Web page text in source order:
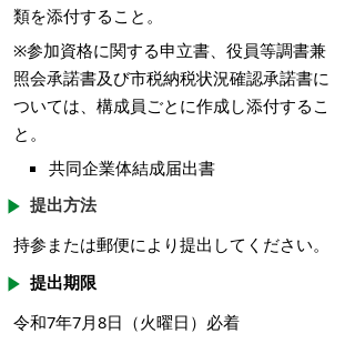
類を添付すること。
※参加資格に関する申立書、役員等調書兼
照会承諾書及び市税納税状況確認承諾書に
ついては、構成員ごとに作成し添付するこ
と。
共同企業体結成届出書
提出方法
持参または郵便により提出してください。
提出期限
令和7年7月8日（火曜日）必着